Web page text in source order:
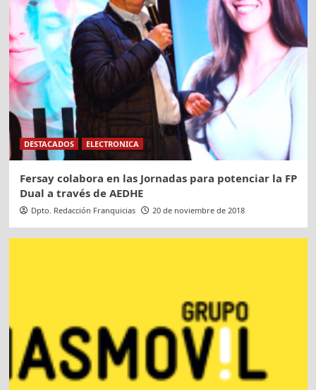
DESTACADOS ELECTRONICA
Fersay colabora en las Jornadas para potenciar la FP
Dual a través de AEDHE
Dpto. Redacción Franquicias 20 de noviembre de 2018